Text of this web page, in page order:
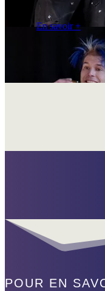
En savoir +
POUR EN